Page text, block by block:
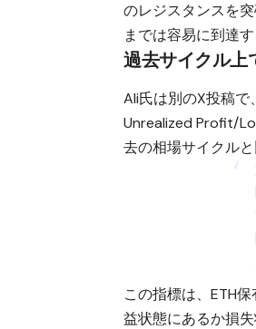
のレジスタンスを
までは容易に到達
過去サイクル上
Ali氏は別のX投稿
Unrealized Profit/
去の相場サイクル
この指標は、ETH
益状態にあるか損